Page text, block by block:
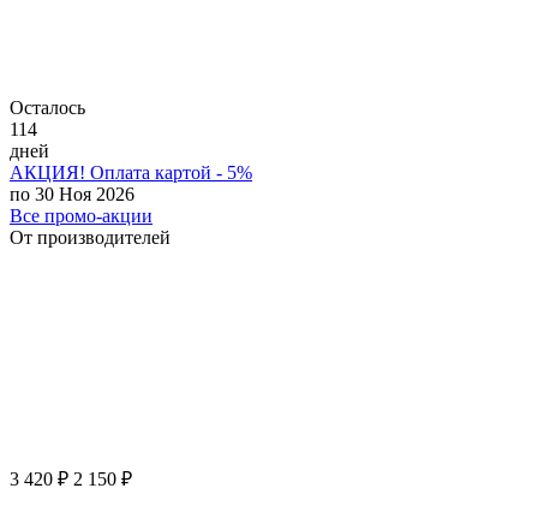
Осталось
114
дней
АКЦИЯ! Оплата картой - 5%
по 30 Ноя 2026
Все промо-акции
От производителей
3 420 ₽ 2 150 ₽